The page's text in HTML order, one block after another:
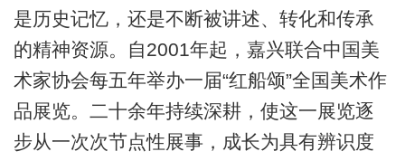
是历史记忆，还是不断被讲述、转化和传承
的精神资源。自2001年起，嘉兴联合中国美
术家协会每五年举办一届“红船颂”全国美术作
品展览。二十余年持续深耕，使这一展览逐
步从一次次节点性展事，成长为具有辨识度